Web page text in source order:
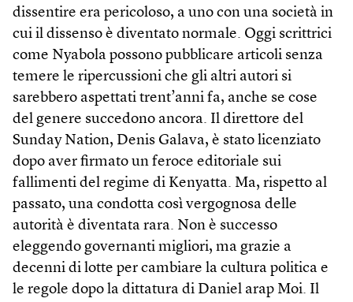
dissentire era pericoloso, a uno con una società in
cui il dissenso è diventato normale. Oggi scrittrici
come Nyabola possono pubblicare articoli senza
temere le ripercussioni che gli altri autori si
sarebbero aspettati trent’anni fa, anche se cose
del genere succedono ancora. Il direttore del
Sunday Nation, Denis Galava, è stato licenziato
dopo aver firmato un feroce editoriale sui
fallimenti del regime di Kenyatta. Ma, rispetto al
passato, una condotta così vergognosa delle
autorità è diventata rara. Non è successo
eleggendo governanti migliori, ma grazie a
decenni di lotte per cambiare la cultura politica e
le regole dopo la dittatura di Daniel arap Moi. Il